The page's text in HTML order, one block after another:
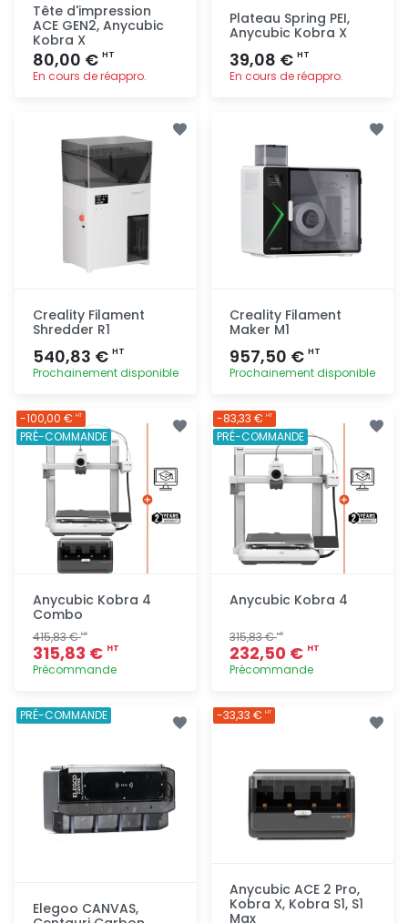
Tête d'impression
ACE GEN2, Anycubic
Kobra X
80,00 € HT
En cours de réappro.
rapide
Plateau Spring PEI,
Anycubic Kobra X
39,08 € HT
En cours de réappro.
Creality Filament
Shredder R1
540,83 € HT
Prochainement disponible
rapide
Creality Filament
Maker M1
957,50 € HT
Prochainement disponible
rapide
Anycubic Kobra 4
Combo
415,83 €HT
315,83 € HT
Précommande
rapide
-100,00 € HT
PRÉ-COMMANDE
Anycubic Kobra 4
315,83 €HT
232,50 € HT
Précommande
-83,33 € HT
PRÉ-COMMANDE
Elegoo CANVAS,
PRÉ-COMMANDE
Anycubic ACE 2 Pro,
Kobra X, Kobra S1, S1
Max
-33,33 € HT